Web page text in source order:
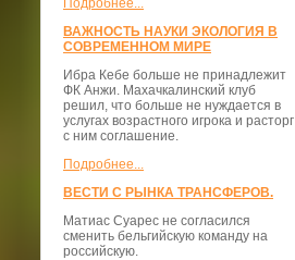
Подробнее...
ВАЖНОСТЬ НАУКИ ЭКОЛОГИЯ В
СОВРЕМЕННОМ МИРЕ
Ибра Кебе больше не принадлежит
ФК Анжи. Махачкалинский клуб
решил, что больше не нуждается в
услугах возрастного игрока и расторг
с ним соглашение.
Подробнее...
ВЕСТИ С РЫНКА ТРАНСФЕРОВ.
Матиас Суарес не согласился
сменить бельгийскую команду на
российскую.